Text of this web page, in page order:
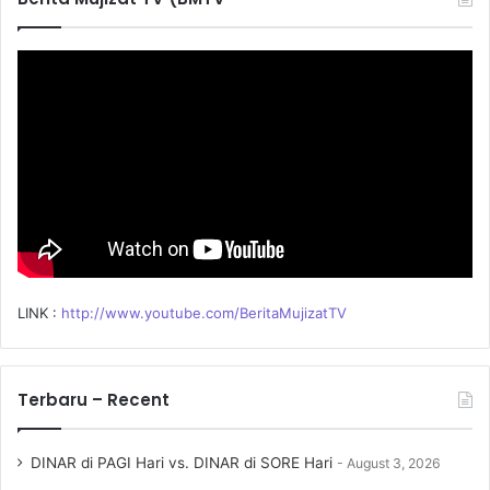
f
o
LINK : http://www.youtube.com/BeritaMujizatTV
Terbaru – Recent
DINAR di PAGI Hari vs. DINAR di SORE Hari August 3, 2026